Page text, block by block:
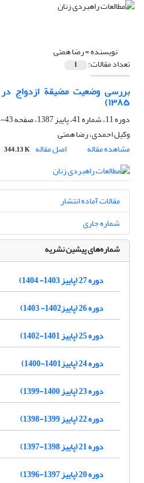
نویسنده =رضا همتی
تعداد مقالات: 1
بررسی وضعیت مضیقة ازدواج
۱۳۸۵)
دوره 11، شماره 41، پاییز 1387، صفحه
43-64
وکیل احمدی، رضا همتی
مشاهده مقاله
اصل مقاله 344.13 K
مقالات آماده انتشار
شماره جاری
شماره‌های پیشین نشریه
دوره 27 (پاییز 1403- 1404)
دوره 26 (پاییز1402- 1403)
دوره 25 (پاییز 1401-1402)
دوره 24 (پاییز1401-1400)
دوره 23 (پاییز 1400-1399)
دوره 22 (پاییز 1399-1398)
دوره 21 (پاییز 1398-1397)
دوره 20 (پاییز 1397-1396)